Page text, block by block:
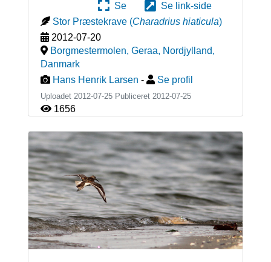
Se
Se link-side
Stor Præstekrave (Charadrius hiaticula)
2012-07-20
Borgmestermolen, Geraa, Nordjylland,
Danmark
Hans Henrik Larsen - Se profil
Uploadet 2012-07-25 Publiceret 2012-07-25
1656